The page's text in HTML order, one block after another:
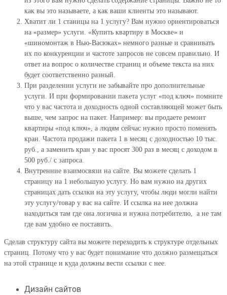
как вы это называете, а как ваши клиенты это называют.
Хватит ли 1 станицы на 1 услугу? Вам нужно ориентироваться
на «размер» услуги. «Купить квартиру в Москве» и
«шиномонтаж в Нью-Васюках» немного разные и сравнивать
их по конкуренции и частоте запросов не совсем правильно. И
ответ на вопрос о количестве страниц и объеме текста на них
будет соответственно разный.
При разделении услуги не забывайте про дополнительные
услуги. И при формировании пакета услуг «под ключ» помните
что у вас частота и доходность одной составляющей может быть
выше, чем запрос на пакет. Например: вы продаете ремонт
квартиры «под ключ», а людям сейчас нужно просто поменять
кран. Частота продажи пакета 1 в месяц с доходностью 10 тыс.
руб., а заменить кран у вас просят 300 раз в месяц с доходом в
500 руб./ с запроса.
Внутренние взаимосвязи на сайте. Вы можете сделать 1
страницу на 1 небольшую услугу. Но вам нужно на других
страницах дать ссылки на эту услугу, чтобы люди могли найти
эту услугу/товар у вас на сайте. И ссылка на нее должна
находиться там где она логична и нужна потребителю, а не там
где вам удобно ее поставить.
Сделав структуру сайта вы можете переходить к структуре отдельных
страниц. Потому что у вас будет понимание что должно размещаться
на этой странице и куда должны вести ссылки с нее.
Дизайн сайтов